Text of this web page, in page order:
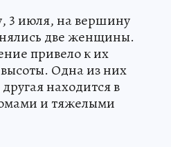
3 июля, на вершину
две женщины.
привело к их
Одна из них
находится в
и тяжелыми